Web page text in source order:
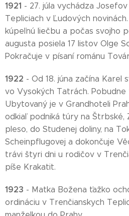
1921 - 27. júla vychádza
Tepliciach v Ľudových
kúpeľnú liečbu a počas svojho
augusta posiela 17 listov Olge
Pokračuje v písaní románu
1922 - Od 18. júna začína
vo Vysokých Tatrách. Pobudne
Ubytovaný je v Grandhoteli
odkiaľ podniká túry na Štrbské,
pleso, do Studenej doliny, na
Scheinpflugovej a dokončuje
trávi štyri dni u rodičov v
píše Krakatit.
1923 - Matka Božena ťažko
ordináciu v Trenčianskych